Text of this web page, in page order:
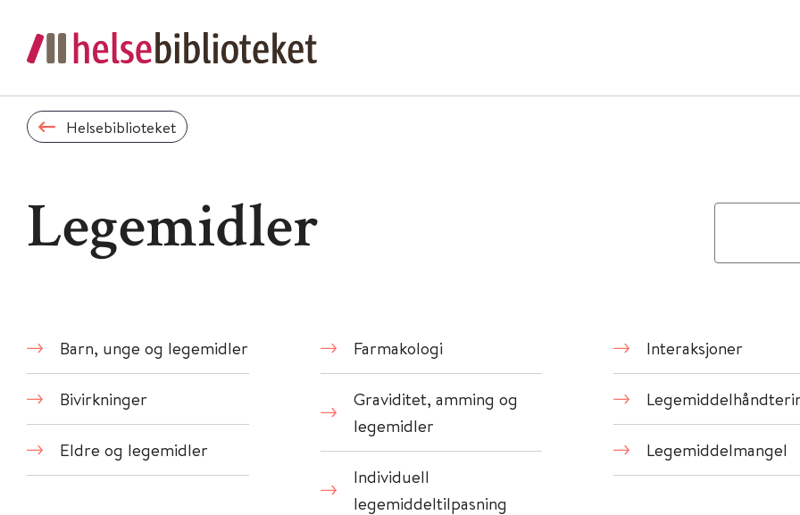
Helsebiblioteket
Legemidler
Barn, unge og legemidler
Bivirkninger
Eldre og legemidler
Farmakologi
Graviditet, amming og
legemidler
Individuell
legemiddeltilpasning
Interaksjoner
Legemiddelmangel